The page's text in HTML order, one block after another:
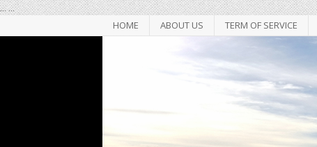
......
HOME ABOUT US TERM OF SERVICE